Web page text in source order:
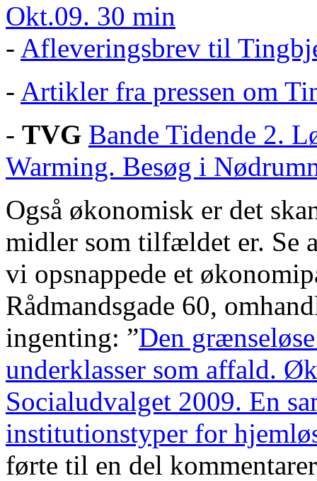
Okt.09. 30 min
- Afleveringsbrev til
- Artikler fra pressen om
- TVG Bande Tidende 2.
Warming. Besøg i
Også økonomisk er det
midler som tilfældet er. Se
vi opsnappede et
Rådmandsgade 60,
ingenting: ”Den
underklasser som affald.
Socialudvalget 2009. En
institutionstyper for
førte til en del